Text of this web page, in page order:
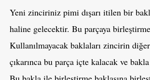
Yeni zinciriniz pimi dışarı itilen bir
haline gelecektir. Bu parçaya
Kullanılmayacak baklaları zincirin
çıkarınca bu parça içte kalacak ve